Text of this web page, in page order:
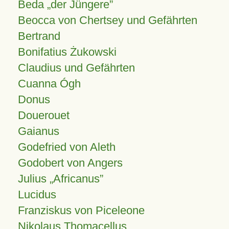
Beda „der Jüngere”
Beocca von Chertsey und Gefährten
Bertrand
Bonifatius Żukowski
Claudius und Gefährten
Cuanna Ógh
Donus
Douerouet
Gaianus
Godefried von Aleth
Godobert von Angers
Julius Africanus
Lucidus
Franziskus von Piceleone
Nikolaus Thomacellus